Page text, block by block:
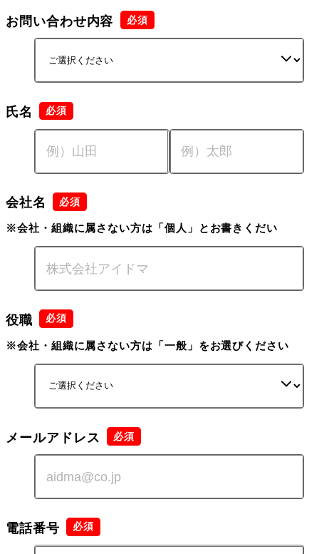
お問い合わせ内容
氏名
会社名
※会社・組織に属さない方は「個人」とお書きくだい
役職
※会社・組織に属さない方は「一般」をお選びください
メールアドレス
電話番号